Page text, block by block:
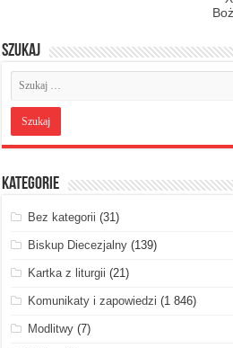
Szukaj
Kategorie
Bez kategorii (31)
Biskup Diecezjalny (139)
Kartka z liturgii (21)
Komunikaty i zapowiedzi (1 846)
Modlitwy (7)